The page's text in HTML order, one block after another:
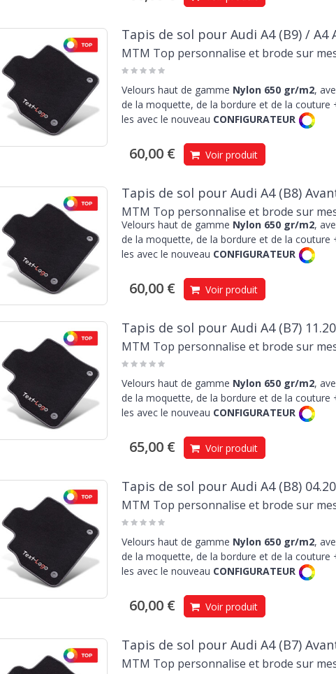
Tapis de sol pour Audi A4 (B9) / A4
MTM Top personnalise et brode sur
Velours haut de gamme Nylon 650 gr/m2,
de la moquette, de la bordure et de la couture
les avec le nouveau CONFIGURATEUR
60,00 € Voir produit
Tapis de sol pour Audi A4 (B8)
MTM Top personnalise et brode sur
Velours haut de gamme Nylon 650 gr/m2,
de la moquette, de la bordure et de la couture
les avec le nouveau CONFIGURATEUR
60,00 € Voir produit
Tapis de sol pour Audi A4 (B7)
MTM Top personnalise et brode sur
Velours haut de gamme Nylon 650 gr/m2,
de la moquette, de la bordure et de la couture
les avec le nouveau CONFIGURATEUR
65,00 € Voir produit
Tapis de sol pour Audi A4 (B8)
MTM Top personnalise et brode sur
Velours haut de gamme Nylon 650 gr/m2,
de la moquette, de la bordure et de la couture
les avec le nouveau CONFIGURATEUR
60,00 € Voir produit
Tapis de sol pour Audi A4 (B7)
MTM Top personnalise et brode sur